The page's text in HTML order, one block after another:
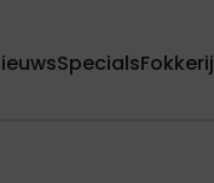
SpecialsFokkerij